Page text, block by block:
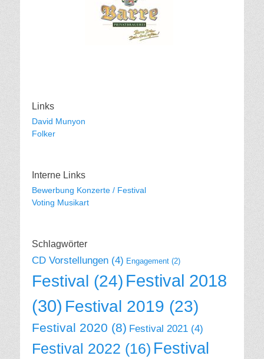
Links
David Munyon
Folker
Interne Links
Bewerbung Konzerte / Festival
Voting Musikart
Schlagwörter
CD Vorstellungen (4) Engagement (2)
Festival (24) Festival 2018
(30) Festival 2019 (23)
Festival 2020 (8) Festival 2021 (4)
Festival 2022 (16) Festival